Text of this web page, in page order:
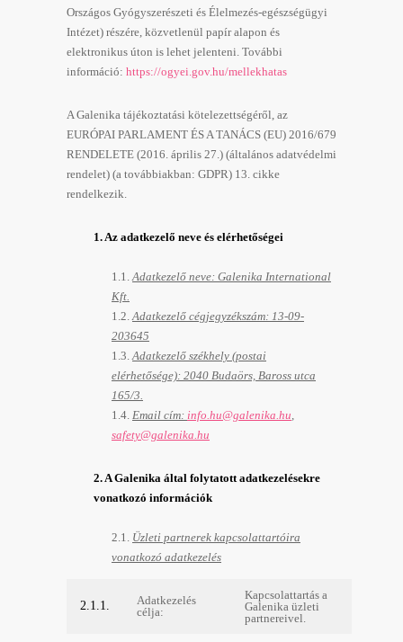
Országos Gyógyszerészeti és Élelmezés-egészségügyi
Intézet) részére, közvetlenül papír alapon és
elektronikus úton is lehet jelenteni. További
információ: https://ogyei.gov.hu/mellekhatas
A Galenika tájékoztatási kötelezettségéről, az
EURÓPAI PARLAMENT ÉS A TANÁCS (EU) 2016/679
RENDELETE (2016. április 27.) (általános adatvédelmi
rendelet) (a továbbiakban: GDPR) 13. cikke
rendelkezik.
1.Az adatkezelő neve és elérhetőségei
1.1.Adatkezelő neve: Galenika International
Kft.
1.2.Adatkezelő cégjegyzékszám: 13-09-
203645
1.3.Adatkezelő székhely (postai
elérhetősége): 2040 Budaörs, Baross utca
165/3.
1.4. Email cím: info.hu@galenika.hu,
safety@galenika.hu
2. A Galenika által folytatott adatkezelésekre
vonatkozó információk
2.1. Üzleti partnerek kapcsolattartóira
vonatkozó adatkezelés
2.1.1.
Adatkezelés
célja:
Kapcsolattartás a
Galenika üzleti
partnereivel.